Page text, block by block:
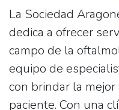
La Sociedad
dedica a ofrecer
campo de la
equipo de
con brindar la mejor
paciente. Con una